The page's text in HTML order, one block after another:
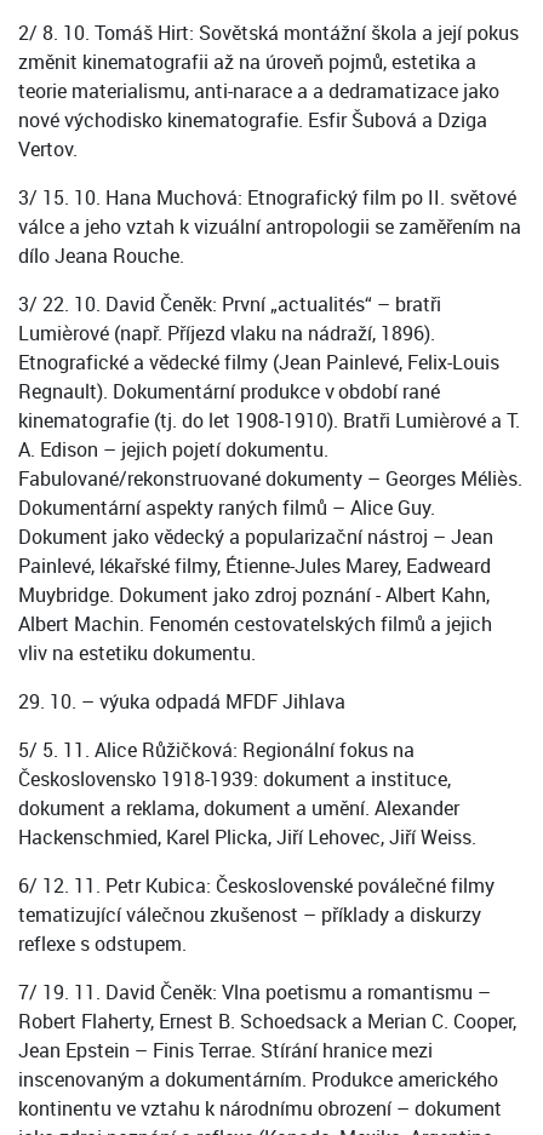
2/ 8. 10. Tomáš Hirt: Sovětská montážní škola a její pokus
změnit kinematografii až na úroveň pojmů, estetika a
teorie materialismu, anti-narace a a dedramatizace jako
nové východisko kinematografie. Esfir Šubová a Dziga
Vertov.
3/ 15. 10. Hana Muchová: Etnografický film po II. světové
válce a jeho vztah k vizuální antropologii se zaměřením na
dílo Jeana Rouche.
3/ 22. 10. David Čeněk: První „actualités“ – bratři
Lumièrové (např. Příjezd vlaku na nádraží, 1896).
Etnografické a vědecké filmy (Jean Painlevé, Felix-Louis
Regnault). Dokumentární produkce v období rané
kinematografie (tj. do let 1908-1910). Bratři Lumièrové a T.
A. Edison – jejich pojetí dokumentu.
Fabulované/rekonstruované dokumenty – Georges Méliès.
Dokumentární aspekty raných filmů – Alice Guy.
Dokument jako vědecký a popularizační nástroj – Jean
Painlevé, lékařské filmy, Étienne-Jules Marey, Eadweard
Muybridge. Dokument jako zdroj poznání - Albert Kahn,
Albert Machin. Fenomén cestovatelských filmů a jejich
vliv na estetiku dokumentu.
29. 10. – výuka odpadá MFDF Jihlava
5/ 5. 11. Alice Růžičková: Regionální fokus na
Československo 1918-1939: dokument a instituce,
dokument a reklama, dokument a umění. Alexander
Hackenschmied, Karel Plicka, Jiří Lehovec, Jiří Weiss.
6/ 12. 11. Petr Kubica: Československé poválečné filmy
tematizující válečnou zkušenost – příklady a diskurzy
reflexe s odstupem.
7/ 19. 11. David Čeněk: Vlna poetismu a romantismu –
Robert Flaherty, Ernest B. Schoedsack a Merian C. Cooper,
Jean Epstein – Finis Terrae. Stírání hranice mezi
inscenovaným a dokumentárním. Produkce amerického
kontinentu ve vztahu k národnímu obrození – dokument